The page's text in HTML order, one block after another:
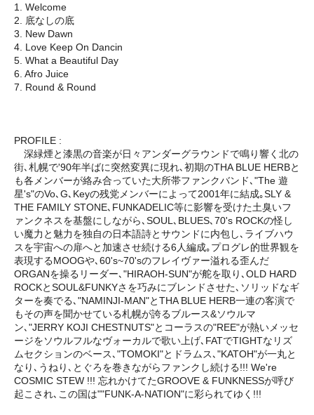
1. Welcome
2. 底なしの底
3. New Dawn
4. Love Keep On Dancin
5. What a Beautiful Day
6. Afro Juice
7. Round & Round
PROFILE :
深緑煙と漆黒の音楽が日々アンダーグラウンドで鳴り響く北の
街､札幌で'90年半ばに突然変異に現れ､初期のTHA BLUE HERBと
も各メンバーが絡み合っていた大所帯ファンクバンド､"The 遊
星's"のVo､G､Keyの残党メンバーによって2001年に結成｡SLY &
THE FAMILY STONE､FUNKADELIC等に影響を受けた土臭いフ
ァンクネスを基盤にしながら､SOUL､BLUES､70's ROCKの怪し
い魔力と魅力を独自の日本語詩とサウンドに内包し､ライブハウ
スを宇宙への扉へと加速させ続ける6人編成｡プログレ的世界観を
表現するMOOGや､60's~70'sのフレイヴァー溢れる歪んだ
ORGANを操るリーダー､"HIRAOH-SUN"が舵を取り､OLD HARD
ROCKとSOUL&FUNKYさを巧みにブレンドさせた､ソリッドなギ
ターを奏でる､"NAMINJI-MAN"とTHA BLUE HERB一連の客演で
もその声を聞かせている札幌が誇るブルース&ソウルマ
ン､"JERRY KOJI CHESTNUTS"とコーラスの"REE"が熱いメッセ
ージをソウルフルなヴォーカルで歌い上げ､FATでTIGHTなリズ
ムセクションのベース､"TOMOKI"とドラムス､"KATOH"が一丸と
なり､うねり､とぐろを巻きながらファンクし続ける!!! We're
COSMIC STEW !!! 忘れかけてたGROOVE & FUNKNESSが呼び
起こされ､この国は""FUNK-A-NATION"に彩られてゆく!!!